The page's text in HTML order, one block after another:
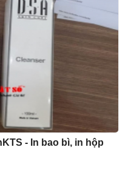
- In bao bì, in hộp